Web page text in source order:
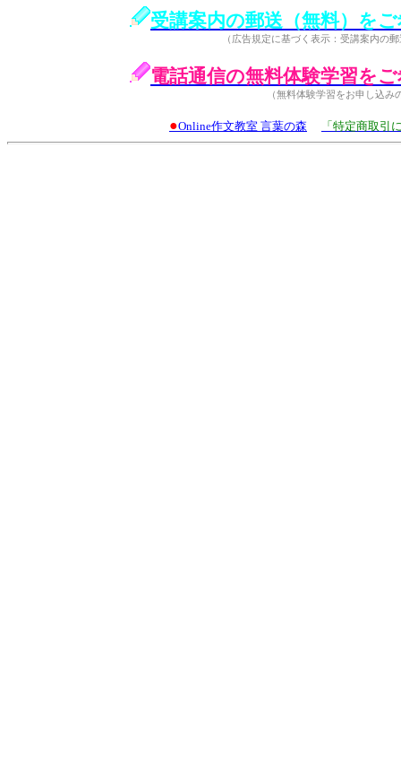
受講案内の郵送（無料）を
（広告規定に基づく表示：受講案内の
電話通信の無料体験学習を
（無料体験学習をお申し込
●Online作文教室 言葉の森 「特定商取引